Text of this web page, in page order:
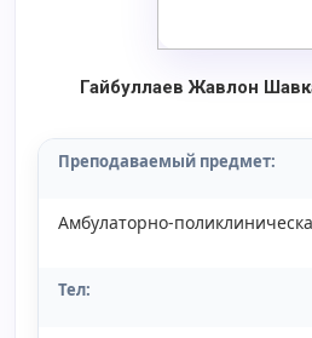
Гайбуллаев Жавлон
Преподаваемый предмет:
Амбулаторно-
Тел: